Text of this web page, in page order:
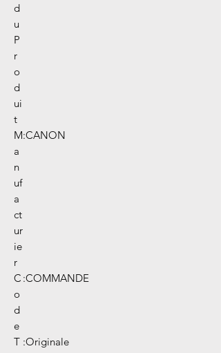
d
u
P
r
o
d
ui
t
M
a
n
uf
a
ct
ur
ie
r
:CANON
C
o
d
e
:COMMANDE
T :Originale